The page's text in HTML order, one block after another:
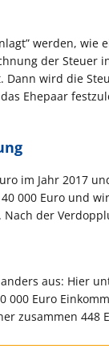
werden, wie
der Steuer
wird die
Ehepaar
im Jahr 2017
000 Euro und
der
aus: Hier
Euro
zusammen 448